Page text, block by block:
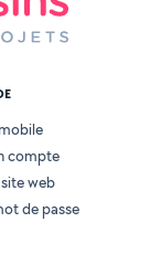
compte
web
de passe